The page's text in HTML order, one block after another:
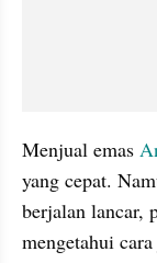
Menjual emas
yang cepat.
berjalan lancar,
mengetahui